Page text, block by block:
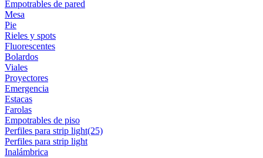
Empotrables de pared
Mesa
Pie
Rieles y spots
Fluorescentes
Bolardos
Viales
Proyectores
Emergencia
Estacas
Farolas
Empotrables de piso
Perfiles para strip light(25)
Perfiles para strip light
Inalámbrica